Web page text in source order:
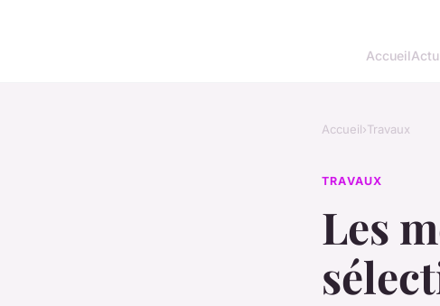
AccueilActu
Accueil›Travaux
TRAVAUX
Les